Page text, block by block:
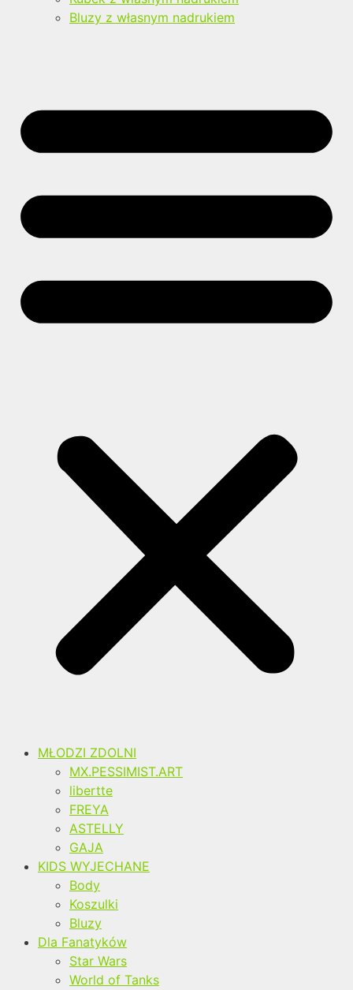
Bluzy z własnym nadrukiem
MŁODZI ZDOLNI
MX.PESSIMIST.ART
libertte
FREYA
ASTELLY
GAJA
KIDS WYJECHANE
Body
Koszulki
Bluzy
Dla Fanatyków
Star Wars
World of Tanks